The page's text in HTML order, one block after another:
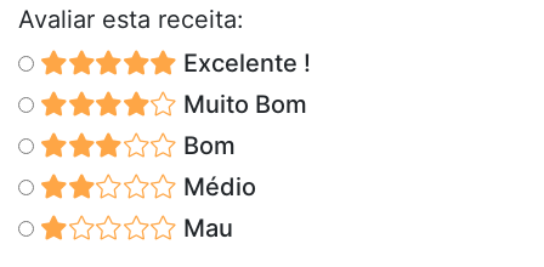
Avaliar esta receita:
Excelente !
Muito Bom
Bom
Médio
Mau